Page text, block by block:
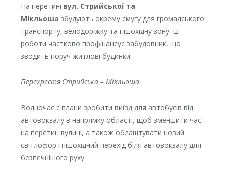
На перетині вул. Стрийської та
Мікльоша збудують окрему смугу для громадського
транспорту, велодоріжку та пішохідну зону. Ці
роботи частково профінансує забудовник, що
зводить поруч житлові будинки.
Перехрестя Стрийська – Мікльоша
Водночас є плани зробити виїзд для автобусів від
автовокзалу в напрямку області, щоб зменшити час
на перетин вулиці, а також облаштувати новий
світлофор і пішохідний перехід біля автовокзалу для
безпечнішого руху.